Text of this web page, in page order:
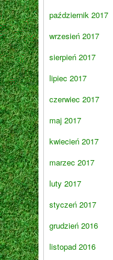
październik 2017
wrzesień 2017
sierpień 2017
lipiec 2017
czerwiec 2017
maj 2017
kwiecień 2017
marzec 2017
luty 2017
styczeń 2017
grudzień 2016
listopad 2016